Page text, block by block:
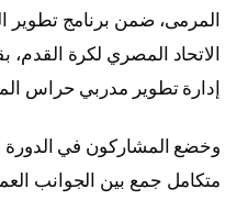
المرمى، ضمن برنامج تطوير
الاتحاد المصري لكرة القدم،
إدارة تطوير مدربي حراس
وخضع المشاركون في الدورة
متكامل جمع بين الجوانب